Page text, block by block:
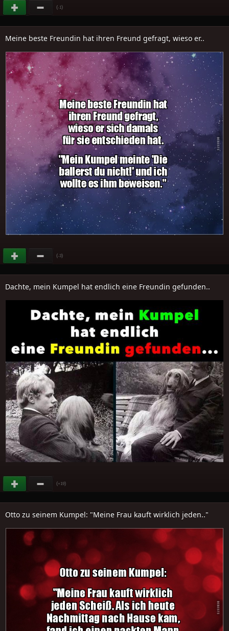
(-1)
Meine beste Freundin hat ihren Freund gefragt, wieso er..
(-3)
Dachte, mein Kumpel hat endlich eine Freundin gefunden..
(+19)
Otto zu seinem Kumpel: "Meine Frau kauft wirklich jeden.."